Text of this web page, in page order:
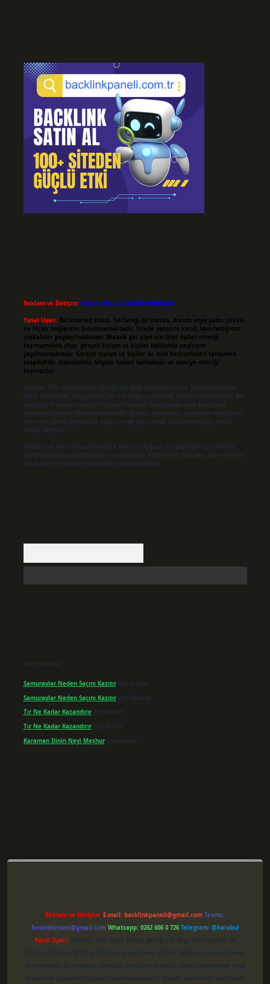
Reklam ve İletişim: Skype: live:.cid.575569c608265c69
Yasal Uyarı: Bu internet sitesi, herhangi bir marka, kurum veya şahıs şirketi
ile hiçbir bağlantısı bulunmamaktadır. Sitede yalnızca kendi hazırladığımız
makaleler paylaşılmaktadır. Burada yer alan içerikler haber niteliği
taşımamakta olup, gerçek kurum ve kişiler hakkında paylaşım
yapılmamaktadır. Gerçek kurum ve kişiler ile isim benzerlikleri tamamen
tesadüfidir. Sitemizdeki bilgiler taslak halindedir ve tavsiye niteliği
taşımazlar.
Sitemiz, 5651 Sayılı Kanun gereğince Bilgi Teknolojileri ve İletişim Kurumu
(BTK) tarafından onaylanmış bir Yer Sağlayıcı olarak hizmet vermektedir. Bu
nedenle, sitedeki içerikleri proaktif olarak denetleme veya araştırma
yükümlülüğümüz bulunmamaktadır. Ancak, üyelerimiz yazdıkları içeriklerin
sorumluluğunu taşımakta olup, siteye üye olarak bu sorumluluğu kabul
etmiş sayılırlar.
Hukuka ve yasal düzenlemelere aykırı olduğunu düşündüğünüz içerikleri,
backlinkpanelicomtr@gmail.com
adresine bildirmeniz halinde, ilgili içerikler
yasal süre içerisinde sitemizden kaldırılacaktır.
Son yorumlar
Samuraylar Neden Saçını Kazıtıriçin admin
Samuraylar Neden Saçını Kazıtıriçin Fadime
Tır Ne Kadar Kazandırıriçin admin
Tır Ne Kadar Kazandırıriçin Sevim
Karaman Ilinin Neyi Meşhuriçin admin
Reklam ve İletişim: E-mail: backlinkpaneli@gmail.com Teams:
forumhizmeti@gmail.com Whatsapp: 0262 606 0 726 Telegram: @karabul
Yasal Uyarı: